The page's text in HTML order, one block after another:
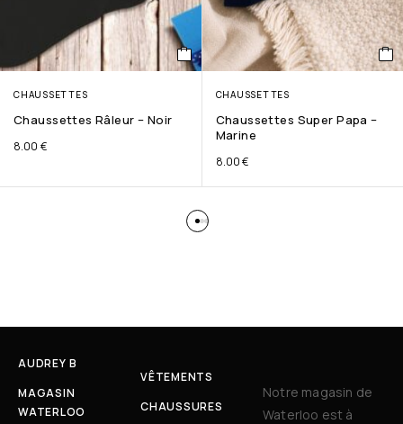
CHAUSSETTES
Chaussettes Râleur – Noir
8.00 €
CHAUSSETTES
Chaussettes Super Papa –
Marine
8.00€
AUDREY B
MAGASIN
WATERLOO
VÊTEMENTS
CHAUSSURES
Notre magasin de
Waterloo est à